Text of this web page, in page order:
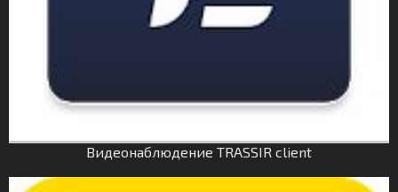
Видеонаблюдение TRASSIR client